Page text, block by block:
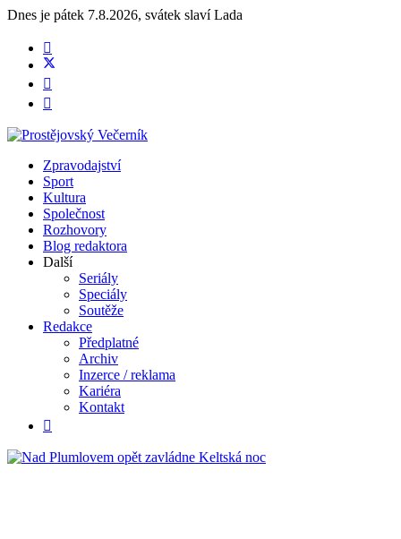
Dnes je pátek 7.8.2026, svátek slavíLada
Zpravodajství
Sport
Kultura
Společnost
Rozhovory
Blog redaktora
Další
Seriály
Speciály
Soutěže
Redakce
Předplatné
Archiv
Inzerce / reklama
Kariéra
Kontakt